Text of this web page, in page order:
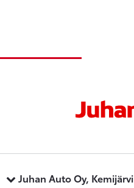
Juhan Auto Oy, Kemijärvi